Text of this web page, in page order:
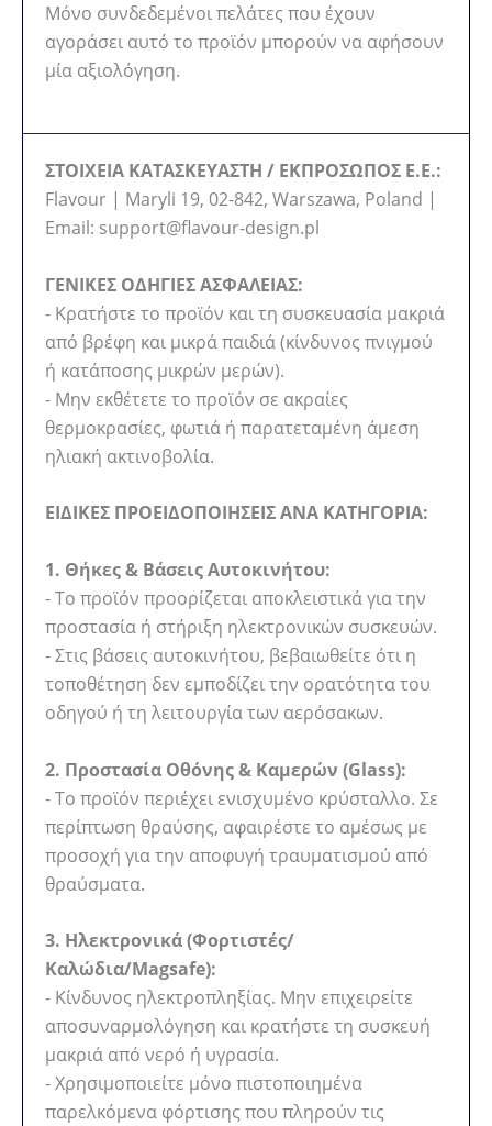
Μόνο συνδεδεμένοι πελάτες που έχουν
αγοράσει αυτό το προϊόν μπορούν να αφήσουν
μία αξιολόγηση.
ΣΤΟΙΧΕΙΑ ΚΑΤΑΣΚΕΥΑΣΤΗ / ΕΚΠΡΟΣΩΠΟΣ Ε.Ε.:
Flavour | Maryli 19, 02-842, Warszawa, Poland |
Email: support@flavour-design.pl
ΓΕΝΙΚΕΣ ΟΔΗΓΙΕΣ ΑΣΦΑΛΕΙΑΣ:
- Κρατήστε το προϊόν και τη συσκευασία μακριά
από βρέφη και μικρά παιδιά (κίνδυνος πνιγμού
ή κατάποσης μικρών μερών).
- Μην εκθέτετε το προϊόν σε ακραίες
θερμοκρασίες, φωτιά ή παρατεταμένη άμεση
ηλιακή ακτινοβολία.
ΕΙΔΙΚΕΣ ΠΡΟΕΙΔΟΠΟΙΗΣΕΙΣ ΑΝΑ ΚΑΤΗΓΟΡΙΑ:
1. Θήκες & Βάσεις Αυτοκινήτου:
- Το προϊόν προορίζεται αποκλειστικά για την
προστασία ή στήριξη ηλεκτρονικών συσκευών.
- Στις βάσεις αυτοκινήτου, βεβαιωθείτε ότι η
τοποθέτηση δεν εμποδίζει την ορατότητα του
οδηγού ή τη λειτουργία των αερόσακων.
2. Προστασία Οθόνης & Καμερών (Glass):
- Το προϊόν περιέχει ενισχυμένο κρύσταλλο. Σε
περίπτωση θραύσης, αφαιρέστε το αμέσως με
προσοχή για την αποφυγή τραυματισμού από
θραύσματα.
3. Ηλεκτρονικά (Φορτιστές/
Καλώδια/Magsafe):
- Κίνδυνος ηλεκτροπληξίας. Μην επιχειρείτε
αποσυναρμολόγηση και κρατήστε τη συσκευή
μακριά από νερό ή υγρασία.
- Χρησιμοποιείτε μόνο πιστοποιημένα
παρελκόμενα φόρτισης που πληρούν τις